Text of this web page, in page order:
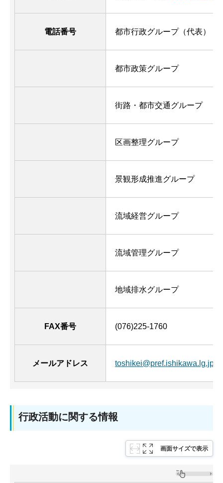
電話番号 都市行政グループ（代表）
都市政策グループ
街路・都市交通グループ
区画整理グループ
景観形成推進グループ
流域経営グループ
流域管理グループ
地域排水グループ
FAX番号 (076)225-1760
メールアドレス toshikei@pref.ishikawa.lg.jp
行政活動に関する情報
画面サイズで表示